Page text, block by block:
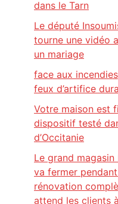
dans le Tarn
Le député
tourne une vidéo
un mariage
face aux
feux d’artifice
Votre maison est
dispositif testé
d’Occitanie
Le grand
va fermer
rénovation
attend les clients